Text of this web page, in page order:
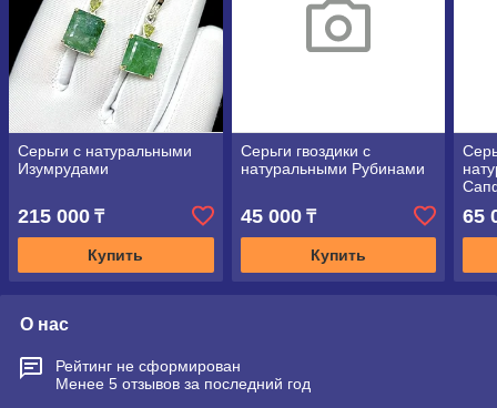
Серьги с натуральными
Изумрудами
215 000 ₸
Купить
Серьги гвоздики с
натуральными Рубинами
45 000₸
Купить
65
О нас
Рейтинг не сформирован
Менее 5 отзывов за последний год